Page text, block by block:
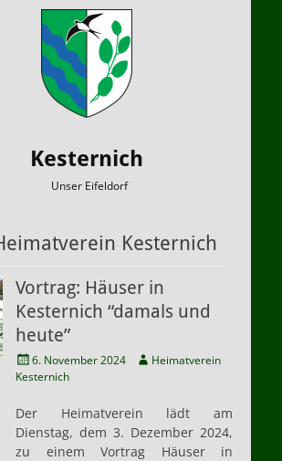
Kesternich
Unser Eifeldorf
Kesternich
Vortrag: Häuser in
Kesternich “damals und
heute”
Veröffentlicht
am
6. November 2024 AutorHeimatverein
Kesternich
Der Heimatverein lädt am
Dienstag, dem 3. Dezember 2024,
zu einem Vortrag Häuser in